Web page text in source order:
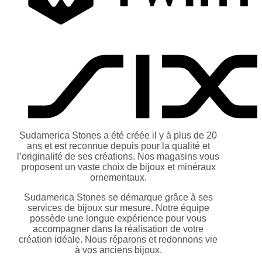
Sudamerica Stones a été créée il y à plus de 20
ans et est reconnue depuis pour la qualité et
l’originalité de ses créations. Nos magasins vous
proposent un vaste choix de bijoux et minéraux
ornementaux.
Sudamerica Stones se démarque grâce à ses
services de bijoux sur mesure. Notre équipe
possède une longue expérience pour vous
accompagner dans la réalisation de votre
création idéale. Nous réparons et redonnons vie
à vos anciens bijoux.